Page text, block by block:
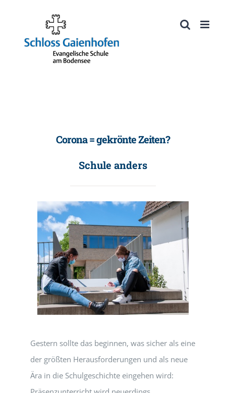
Werkzeugleiste öffnen
springen
Corona = gekrönte Zeiten?
Schule anders
Gestern sollte das beginnen, was sicher als eine
der größten Herausforderungen und als neue
Ära in die Schulgeschichte eingehen wird: